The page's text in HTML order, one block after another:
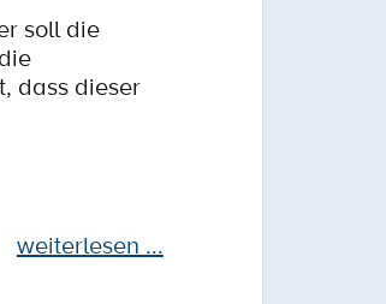
soll die
dass dieser
weiterlesen ...